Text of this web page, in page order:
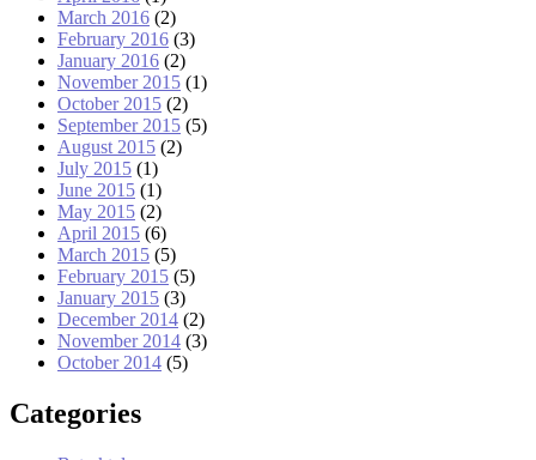
March 2016 (2)
February 2016 (3)
January 2016 (2)
November 2015 (1)
October 2015 (2)
September 2015 (5)
August 2015 (2)
July 2015 (1)
June 2015 (1)
May 2015 (2)
April 2015 (6)
March 2015 (5)
February 2015 (5)
January 2015 (3)
December 2014 (2)
November 2014 (3)
October 2014 (5)
Categories